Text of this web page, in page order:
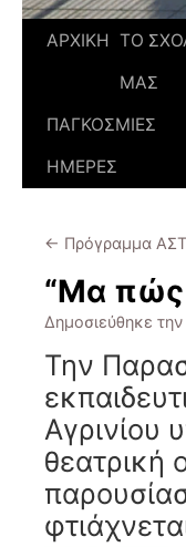
ΑΡΧΙΚΗ ΤΟ
ΜΑΣ
ΠΑΓΚΟΣΜΙΕΣ
ΗΜΕΡΕΣ
← Πρόγραμμα
“Μα πώς
Δημοσιεύθηκε την
Την
Αγρινίου
θεατρική